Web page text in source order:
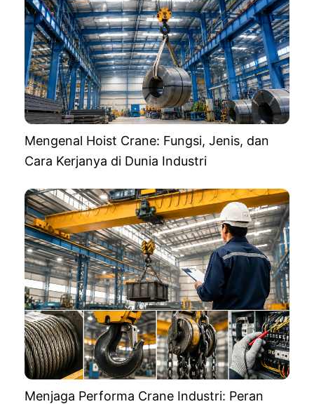
Mengenal Hoist Crane: Fungsi, Jenis, dan
Cara Kerjanya di Dunia Industri
Menjaga Performa Crane Industri: Peran